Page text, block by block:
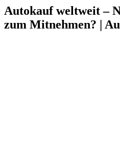
Autokauf weltweit –
zum Mitnehmen? |